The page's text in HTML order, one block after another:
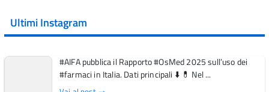
Ultimi Instagram
#AIFA pubblica il Rapporto #OsMed 2025 sull’uso dei
#farmaci in Italia. Dati principali ⬇️ 💊 Nel ...